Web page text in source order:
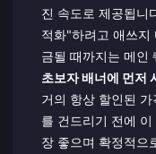
진 속도로 제공됩니
적화"하려고 애쓰지
금될 때까지는 메인
초보자 배너에 먼저
거의 항상 할인된
를 건드리기 전에
장 좋으며 확정적으